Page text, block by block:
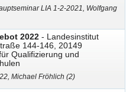
LIA 1-2-2021, Wolfgang
2022 - Landesinstitut
144-146, 20149
Qualifizierung und
Michael Fröhlich (2)